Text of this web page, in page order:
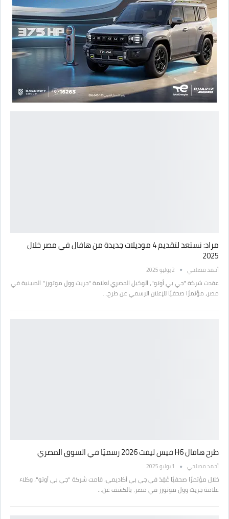
مراد: نستعد لتقديم 4 موديلات جديدة من هافال في مصر خلال
2025
أحمد مصلحي 2 يوليو 2025
عقدت شركة "جي بي أوتو"، الوكيل الحصري لعلامة "جريت وول موتورز" الصينية في
مصر، مؤتمرًا صحفيًا للإعلان الرسمي عن طرح…
طرح هافال H6 فيس ليفت 2026 رسميًا في السوق المصري
أحمد مصلحي 1 يوليو 2025
خلال مؤتمرًا صحفيًا عُقِدَ في جي بي أكاديمي، قامت شركة "جي بي أوتو"، وكلاء
علامة جريت وول موتورز في مصر، بالكشف عن…